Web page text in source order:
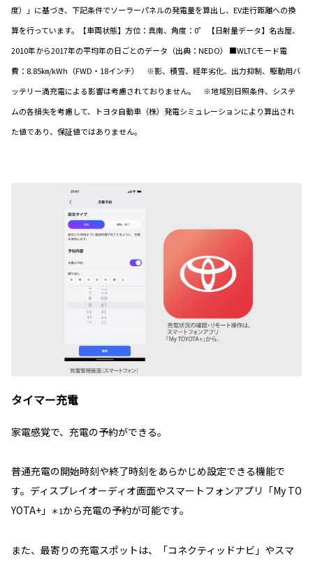
度）」に基づき、下記条件でソーラーパネルの発電量を算出し、EV走行距離への換
算を行っています。【車両状態】方位：真南、角度：0゜ 【日射量データ】名古屋、
2010年から2017年の平均年の日ごとのデータ（出典：NEDO） ■WLTCモード電
費：8.85㎞/kWh（FWD・18インチ） ※影、積雪、経年劣化、出力抑制、駆動用バ
ッテリー満充電による影響は考慮されておりません。 ※地域別日照条件、システ
ムの各損失を考慮して、トヨタ自動車（株）発電シミュレーションにより算出され
た値であり、保証値ではありません。
タイマー充電
家電感覚で、充電の予約ができる。
普通充電の開始時刻や終了時刻をあらかじめ設定できる機能で
す。ディスプレイオーディオ画面やスマートフォンアプリ「My TO
YOTA+」
＊1から充電の予約が可能です。
また、最寄りの充電スポットは、「コネクティッドナビ」やスマ